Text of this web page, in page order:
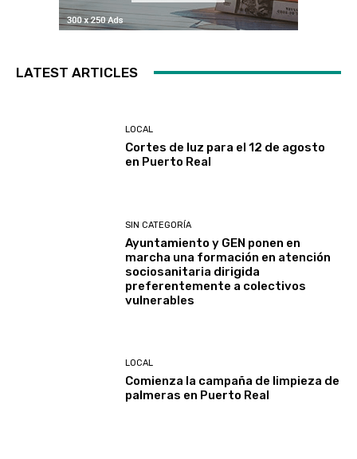
LATEST ARTICLES
LOCAL
Cortes de luz para el 12 de agosto
en Puerto Real
SIN CATEGORÍA
Ayuntamiento y GEN ponen en
marcha una formación en atención
sociosanitaria dirigida
preferentemente a colectivos
vulnerables
LOCAL
Comienza la campaña de limpieza de
palmeras en Puerto Real